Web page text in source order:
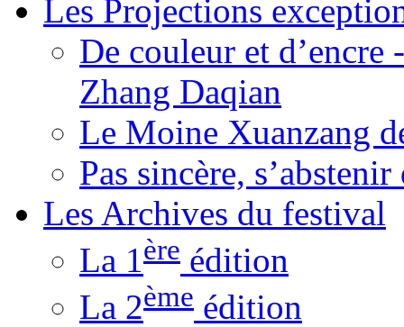
Les Projections
De couleur et
Zhang Daqian
Le Moine Xuanzang
Pas sincère,
Les Archives du festival
La 1ère édition
La 2ème édition